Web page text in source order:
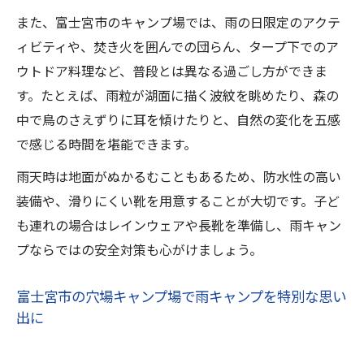
また、富士宮市のキャンプ場では、雨の日限定のアクテ
ィビティや、焚き火を囲んでの団らん、タープ下でのア
ウトドア料理など、普段とは異なる過ごし方ができま
す。たとえば、雨粒が湖面に描く波紋を眺めたり、森の
中で鳥のさえずりに耳を傾けたりと、自然の変化を五感
で感じる時間を堪能できます。
雨天時は地面がぬかるむこともあるため、防水性の高い
装備や、滑りにくい靴を用意することが大切です。子ど
も連れの場合はレインウェアや長靴を準備し、雨キャン
プならではの安全対策も心がけましょう。
富士宮市の穴場キャンプ場で雨キャンプを特別な思い
出に